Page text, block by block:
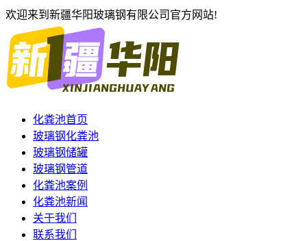
欢迎来到新疆华阳玻璃钢有限公司官方网站!
化粪池首页
玻璃钢化粪池
玻璃钢储罐
玻璃钢管道
化粪池案例
化粪池新闻
关于我们
联系我们